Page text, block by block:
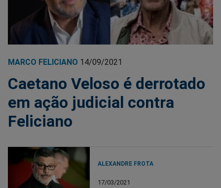
MARCO FELICIANO 14/09/2021
Caetano Veloso é derrotado
em ação judicial contra
Feliciano
ALEXANDRE FROTA
17/03/2021